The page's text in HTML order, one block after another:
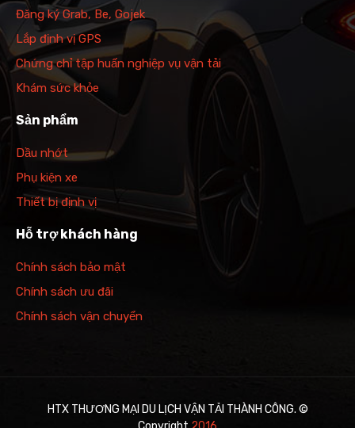
Đăng ký Grab, Be, Gojek
Lắp định vị GPS
Chứng chỉ tập huấn nghiệp vụ vận tải
Khám sức khỏe
Sản phẩm
Dầu nhớt
Phụ kiện xe
Thiết bị định vị
Hỗ trợ khách hàng
Chính sách bảo mật
Chính sách ưu đãi
Chính sách vận chuyển
HTX THƯƠNG MẠI DU LỊCH VẬN TẢI THÀNH CÔNG. ©